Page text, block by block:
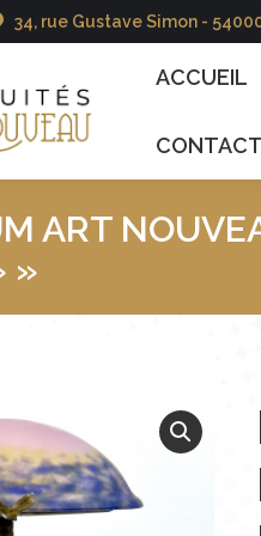
34, rue Gustave Simon -
ACCUEIL
CONTACT
ART
»
ACCUEIL